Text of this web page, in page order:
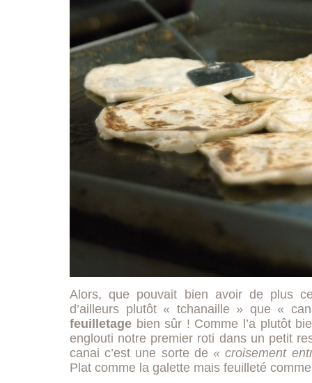
Alors, que pouvait bien avoir de plus
d’ailleurs plutôt « tchanaille » que «
feuilletage bien sûr ! Comme l’a plutôt
englouti notre premier roti dans un petit
canai c’est une sorte de« croisement
Plat comme la galette mais feuilleté